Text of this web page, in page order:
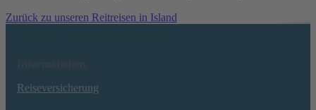
Zurück zu unseren Reitreisen in Island
Reiseversicherung